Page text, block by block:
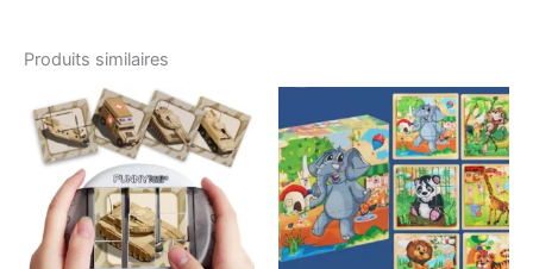
Produits similaires